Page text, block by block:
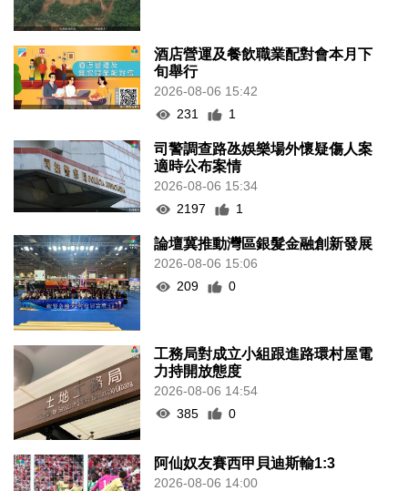
酒店營運及餐飲職業配對會本月下
旬舉行
2026-08-06 15:42
231
1
司警調查路氹娛樂場外懷疑傷人案
適時公布案情
2026-08-06 15:34
2197
1
論壇冀推動灣區銀髮金融創新發展
2026-08-06 15:06
209
0
工務局對成立小組跟進路環村屋電
力持開放態度
2026-08-06 14:54
385
0
阿仙奴友賽西甲貝迪斯輸1:3
2026-08-06 14:00